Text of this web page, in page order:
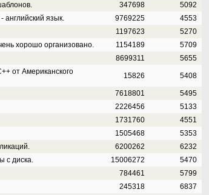
347698
5092
английский язык. 9769225
4553
1197623
5270
хорошо организовано. 1154189
5709
8699311 5655
от Американского
15826 5408
7618801
5495
2226456
5133
1731760
4551
1505468
5353
6200262
6232
с диска. 15006272
5470
784461
5799
245318 6837